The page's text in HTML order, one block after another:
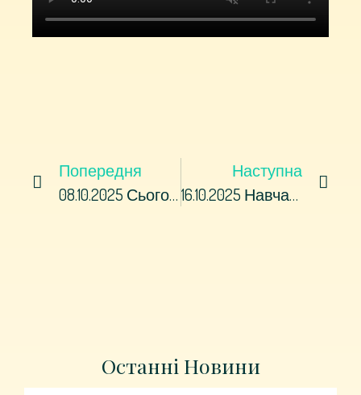
Попередня
08.10.2025 Сьогодні Студентам Ліцею Офіцер-Рятувальник Павлоградського РУ ГУ ДСНС України У Дніпропетровській Області Та Поліцейський Ювенальної Превенції Провели Навчання З Правил Безпеки У Надзвичайних Ситуаціях Та Недопущення Залучення Неповнолітніх У Протиправні Дії!
Наступна
16.10.2025 Навчання Без Перерв, Навіть Без Світла!
Останні Новини